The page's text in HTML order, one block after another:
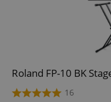
Roland FP-10 BK
16